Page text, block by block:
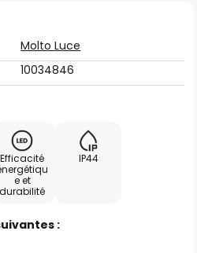
Molto Luce
10034846
Efficacité
e et
durabilité
IP44
: